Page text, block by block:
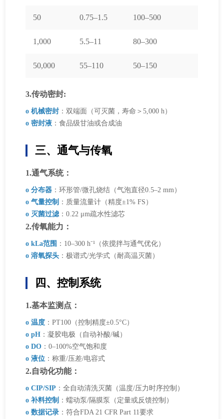
50 0.75–1.5 100–500
1,000 5.5–11 80–300
50,000 55–110 50–150
3.传动密封:
o 机械密封 ：双端面（可灭菌，寿命＞5,000 h）
o 密封液 ：食品级甘油或合成油
三、通气与传氧
1.通气系统：
o 分布器 ：环形管/微孔烧结（气泡直径0.5–2 mm）
o 气量控制 ：质量流量计（精度±1% FS）
o 灭菌过滤：0.22 μm疏水性滤芯
2.传氧能力：
o kLa范围 ：10–300 h⁻¹（依搅拌与通气优化）
o 溶氧探头 ：极谱式/光学式（耐高温灭菌）
四、控制系统
1.基本监测点：
o 温度 ：PT100（控制精度±0.5°C）
o pH ：凝胶电极（自动补酸/碱）
o DO ：0–100%空气饱和度
o 液位 ：称重/压差/电容式
2.自动化功能：
o CIP/SIP ：全自动清洗灭菌（温度/压力时序控制）
o 补料控制 ：蠕动泵/隔膜泵（定量或反馈控制）
o 数据记录 ：符合FDA 21 CFR Part 11要求